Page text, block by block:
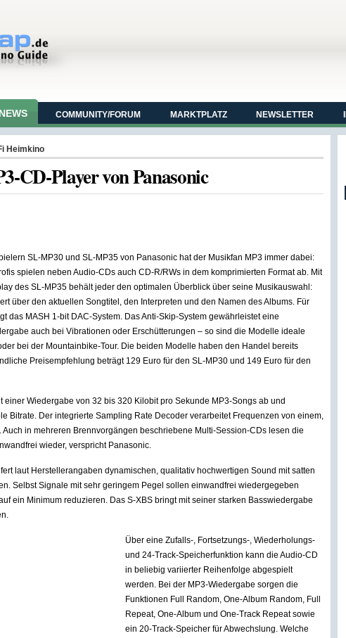
NEWS COMMUNITY/FORUM MARKTPLATZ NEWSLETTER
Heimkino
CD-Player von Panasonic
SL-MP30 und SL-MP35 von Panasonic hat der Musikfan MP3 immer dabei:
spielen neben Audio-CDs auch CD-R/RWs in dem komprimierten Format ab. Mit
des SL-MP35 behält jeder den optimalen Überblick über seine Musikauswahl:
über den aktuellen Songtitel, den Interpreten und den Namen des Albums. Für
das MASH 1-bit DAC-System. Das Anti-Skip-System gewährleistet eine
auch bei Vibrationen oder Erschütterungen – so sind die Modelle ideale
bei der Mountainbike-Tour. Die beiden Modelle haben den Handel bereits
Preisempfehlung beträgt 129 Euro für den SL-MP30 und 149 Euro für den
einer Wiedergabe von 32 bis 320 Kilobit pro Sekunde MP3-Songs ab und
Bitrate. Der integrierte Sampling Rate Decoder verarbeitet Frequenzen von einem,
Auch in mehreren Brennvorgängen beschriebene Multi-Session-CDs lesen die
wieder, verspricht Panasonic.
laut Herstellerangaben dynamischen, qualitativ hochwertigen Sound mit satten
Selbst Signale mit sehr geringem Pegel sollen einwandfrei wiedergegeben
ein Minimum reduzieren. Das S-XBS bringt mit seiner starken Basswiedergabe
Über eine Zufalls-, Fortsetzungs-, Wiederholungs-
und 24-Track-Speicherfunktion kann die Audio-CD
in beliebig variierter Reihenfolge abgespielt
werden. Bei der MP3-Wiedergabe sorgen die
Funktionen Full Random, One-Album Random, Full
Repeat, One-Album und One-Track Repeat sowie
ein 20-Track-Speicher für Abwechslung. Welche